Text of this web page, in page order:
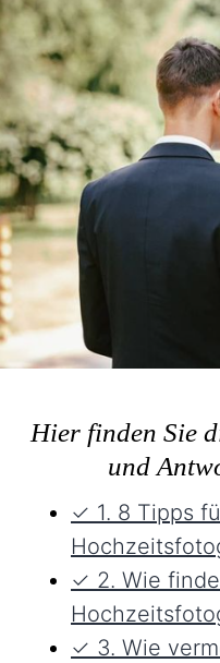
Hier finden Sie
und
✓ 1. 8 Tipps
✓ 2. Wie
✓ 3. Wie